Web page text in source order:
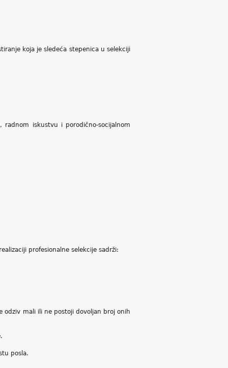
koja je sledeća stepenica u selekciji
iskustvu i porodično-socijalnom
profesionalne selekcije sadrži:
odziv mali ili ne postoji dovoljan broj onih
posla.